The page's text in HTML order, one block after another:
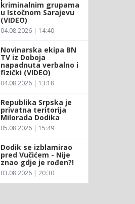
kriminalnim grupama
u Istočnom Sarajevu
(VIDEO)
04.08.2026 | 14:40
Novinarska ekipa BN
TV iz Doboja
napadnuta verbalno i
fizički (VIDEO)
04.08.2026 | 13:18
Republika Srpska je
privatna teritorija
Milorada Dodika
05.08.2026 | 15:49
Dodik se izblamirao
pred Vučićem - Nije
znao gdje je rođen?!
03.08.2026 | 20:30